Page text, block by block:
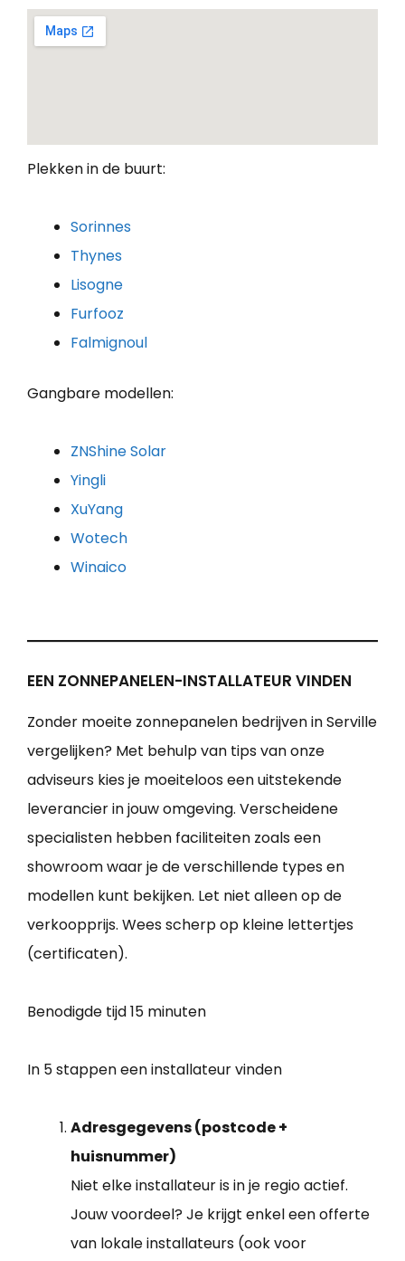
Plekken in de buurt:
Sorinnes
Thynes
Lisogne
Furfooz
Falmignoul
Gangbare modellen:
ZNShine Solar
Yingli
XuYang
Wotech
Winaico
EEN ZONNEPANELEN-INSTALLATEUR VINDEN
Zonder moeite zonnepanelen bedrijven in Serville
vergelijken? Met behulp van tips van onze
adviseurs kies je moeiteloos een uitstekende
leverancier in jouw omgeving. Verscheidene
specialisten hebben faciliteiten zoals een
showroom waar je de verschillende types en
modellen kunt bekijken. Let niet alleen op de
verkoopprijs. Wees scherp op kleine lettertjes
(certificaten).
Benodigde tijd15 minuten
In 5 stappen een installateur vinden
Adresgegevens (postcode +
huisnummer)
Niet elke installateur is in je regio actief.
Jouw voordeel? Je krijgt enkel een offerte
van lokale installateurs (ook voor